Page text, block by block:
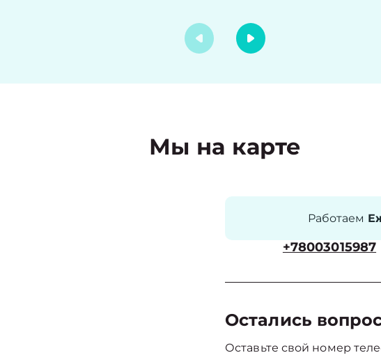
Мы на карте
Работаем
+78003015987
Остались
Оставьте свой номер